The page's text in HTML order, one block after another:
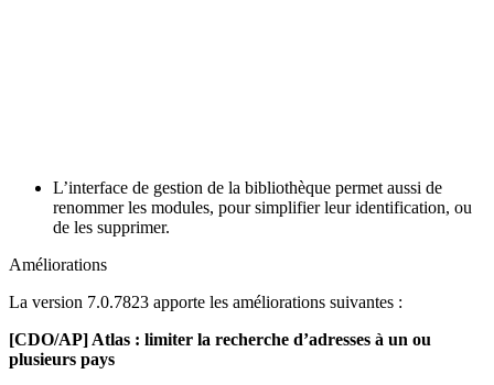
L’interface de gestion de la bibliothèque permet aussi de
renommer les modules, pour simplifier leur identification, ou
de les supprimer.
Améliorations
La version 7.0.7823 apporte les améliorations suivantes :
[CDO/AP] Atlas : limiter la recherche d’adresses à un ou
plusieurs pays